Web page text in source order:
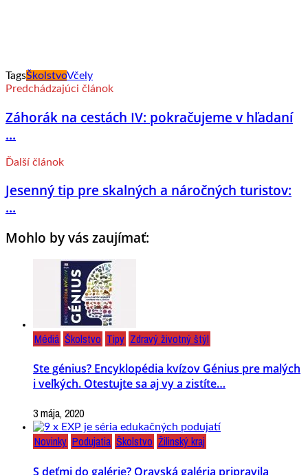
TagsŠkolstvoVčely
Predchádzajúci článok
Záhorák na cestách IV: pokračujeme v hľadaní
...
Ďalší článok
Jesenný tip pre skalných a náročných turistov:
...
Mohlo by vás zaujímať:
Médiá Školstvo Tipy Zdravý životný štýl
Ste génius? Encyklopédia kvízov Génius pre malých
i veľkých. Otestujte sa aj vy a zistíte…
3 mája, 2020
Novinky Podujatia Školstvo Žilinský kraj
S deťmi do galérie? Oravská galéria pripravila